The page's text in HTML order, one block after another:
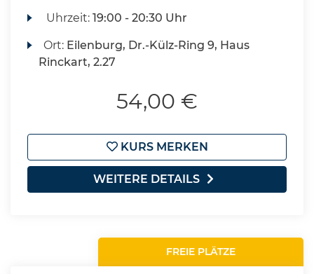
Uhrzeit:19:00 - 20:30 Uhr
Ort: Eilenburg, Dr.-Külz-Ring 9, Haus
Rinckart, 2.27
54,00 €
KURS MERKEN
WEITERE DETAILS
FREIE PLÄTZE